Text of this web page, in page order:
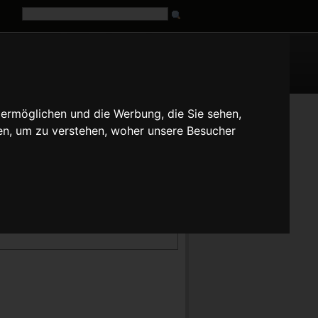
und die Werbung, die Sie sehen,
um zu verstehen, woher unsere Besucher
fr it ja pt ru tr zh